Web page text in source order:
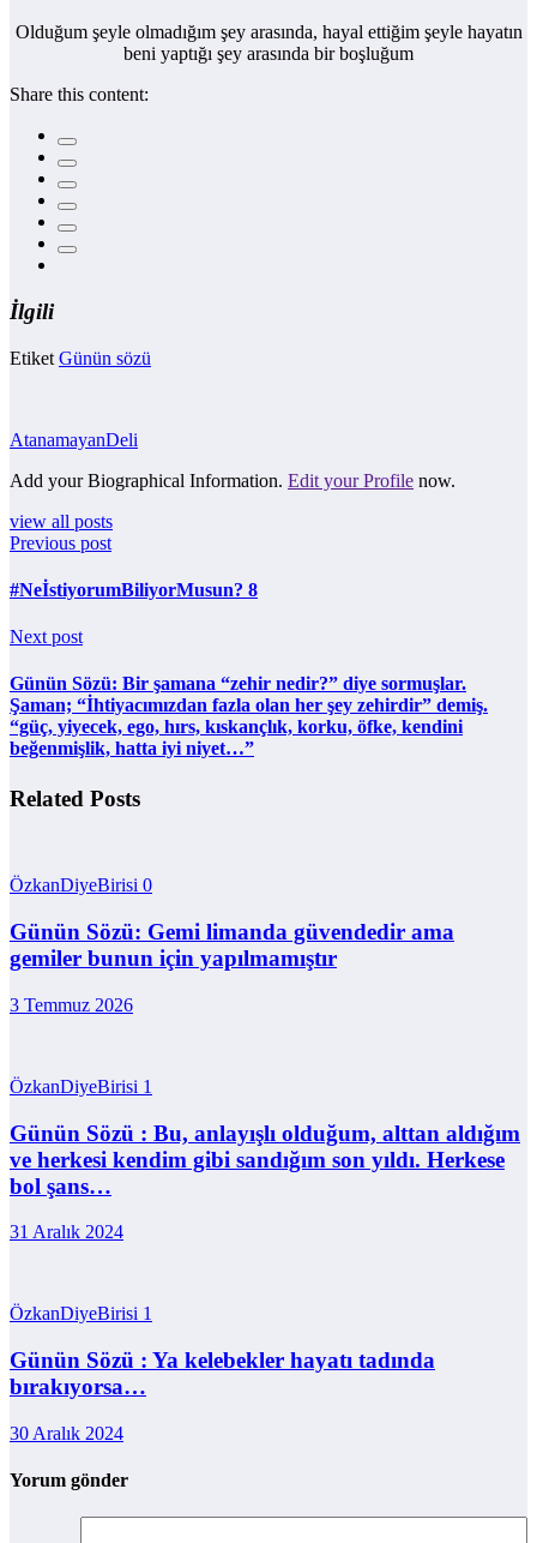
Olduğum şeyle olmadığım şey arasında, hayal ettiğim şeyle hayatın
beni yaptığı şey arasında bir boşluğum
Share this content:
İlgili
Etiket Günün sözü
AtanamayanDeli
Add your Biographical Information. Edit your Profile now.
view all posts
Previous post
#NeİstiyorumBiliyorMusun? 8
Next post
Günün Sözü: Bir şamana “zehir nedir?” diye sormuşlar.
Şaman; “İhtiyacımızdan fazla olan her şey zehirdir” demiş.
“güç, yiyecek, ego, hırs, kıskançlık, korku, öfke, kendini
beğenmişlik, hatta iyi niyet…”
Related Posts
ÖzkanDiyeBirisi 0
Günün Sözü: Gemi limanda güvendedir ama
gemiler bunun için yapılmamıştır
3 Temmuz 2026
ÖzkanDiyeBirisi 1
Günün Sözü : Bu, anlayışlı olduğum, alttan aldığım
ve herkesi kendim gibi sandığım son yıldı. Herkese
bol şans…
31 Aralık 2024
ÖzkanDiyeBirisi 1
Günün Sözü : Ya kelebekler hayatı tadında
bırakıyorsa…
30 Aralık 2024
Yorum gönder